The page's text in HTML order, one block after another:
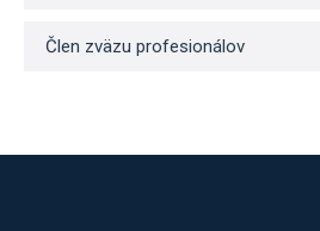
Člen zväzu profesionálov